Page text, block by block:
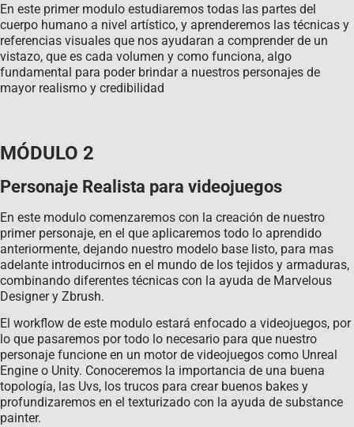
En este primer modulo estudiaremos todas las partes del
cuerpo humano a nivel artístico, y aprenderemos las técnicas y
referencias visuales que nos ayudaran a comprender de un
vistazo, que es cada volumen y como funciona, algo
fundamental para poder brindar a nuestros personajes de
mayor realismo y credibilidad
MÓDULO 2
Personaje Realista para videojuegos
En este modulo comenzaremos con la creación de nuestro
primer personaje, en el que aplicaremos todo lo aprendido
anteriormente, dejando nuestro modelo base listo, para mas
adelante introducirnos en el mundo de los tejidos y armaduras,
combinando diferentes técnicas con la ayuda de Marvelous
Designer y Zbrush.
El workflow de este modulo estará enfocado a videojuegos, por
lo que pasaremos por todo lo necesario para que nuestro
personaje funcione en un motor de videojuegos como Unreal
Engine o Unity. Conoceremos la importancia de una buena
topología, las Uvs, los trucos para crear buenos bakes y
profundizaremos en el texturizado con la ayuda de substance
painter.